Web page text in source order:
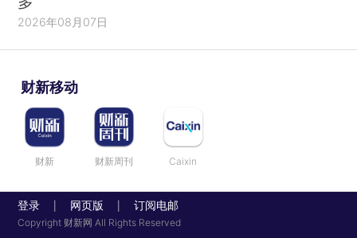
2026年08月07日
财新移动
财新 财新周刊 Caixin
登录 网页版 订阅电邮
Copyright 财新网 All Rights Reserved